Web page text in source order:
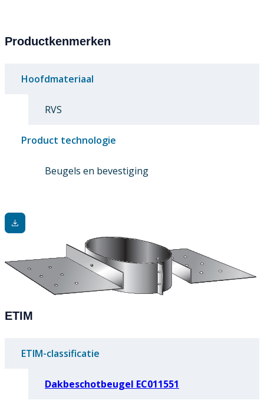
Productkenmerken
Hoofdmateriaal
RVS
Product technologie
Beugels en bevestiging
ETIM
ETIM-classificatie
Dakbeschotbeugel EC011551